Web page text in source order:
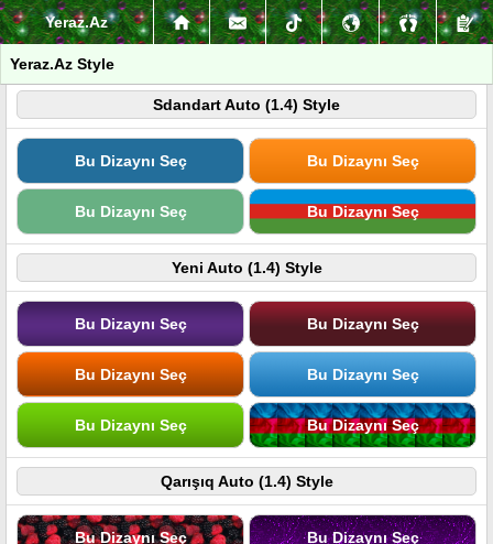
Yeraz.Az
Yeraz.Az Style
Sdandart Auto (1.4) Style
Bu Dizaynı Seç Bu Dizaynı Seç
Bu Dizaynı Seç Bu Dizaynı Seç
Yeni Auto (1.4) Style
Bu Dizaynı Seç Bu Dizaynı Seç
Bu Dizaynı Seç Bu Dizaynı Seç
Bu Dizaynı Seç Bu Dizaynı Seç
Qarışıq Auto (1.4) Style
Bu Dizaynı Seç Bu Dizaynı Seç